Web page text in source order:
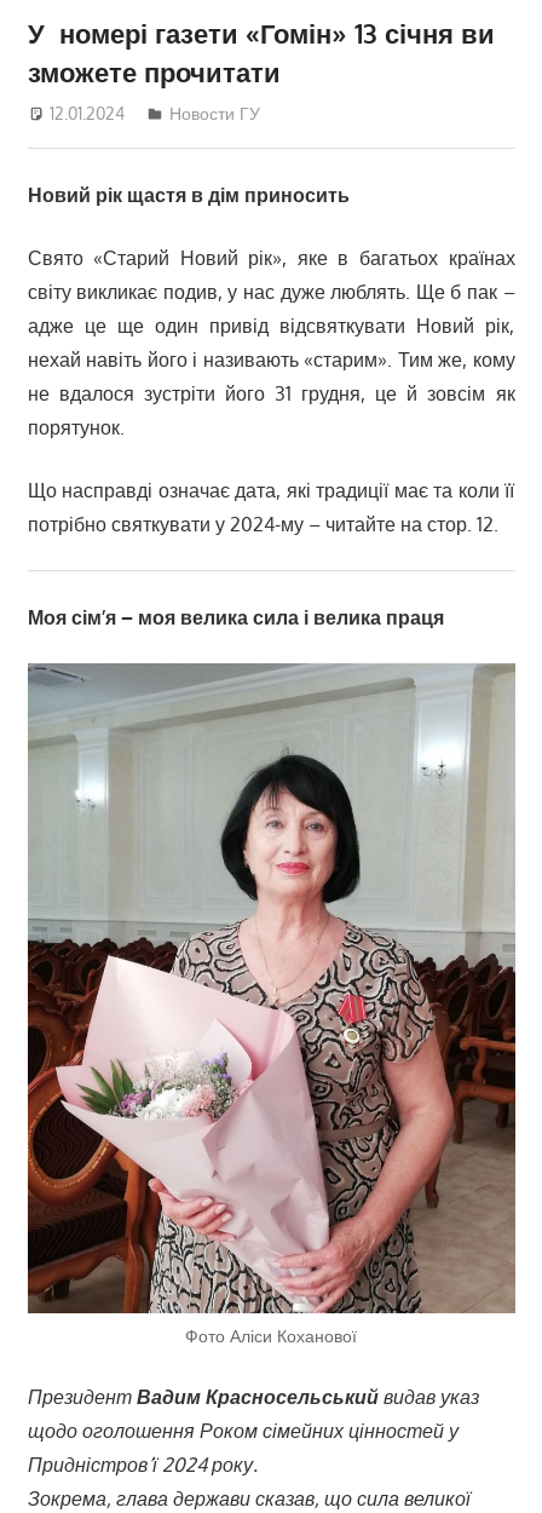
У номері газети «Гомін» 13 січня ви
зможете прочитати
12.01.2024 Дмитрий
Новости ГУ
Новий рік щастя в дім приносить
Свято «Старий Новий рік», яке в багатьох країнах
світу викликає подив, у нас дуже люблять. Ще б пак –
адже це ще один привід відсвяткувати Новий рік,
нехай навіть його і називають «старим». Тим же, кому
не вдалося зустріти його 31 грудня, це й зовсім як
порятунок.
Що насправді означає дата, які традиції має та коли її
потрібно святкувати у 2024-му – читайте на стор. 12.
Моя сім’я – моя велика сила і велика праця
Фото Аліси Коханової
Президент Вадим Красносельськийвидав указ
щодо оголошення Роком сімейних цінностей у
Придністров’ї 2024 року.
Зокрема, глава держави сказав, що сила великої